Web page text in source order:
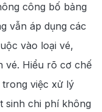
công bố bảng
vẫn áp dụng các
vào loại vé,
vé. Hiểu rõ cơ chế
việc xử lý
sinh chi phí không